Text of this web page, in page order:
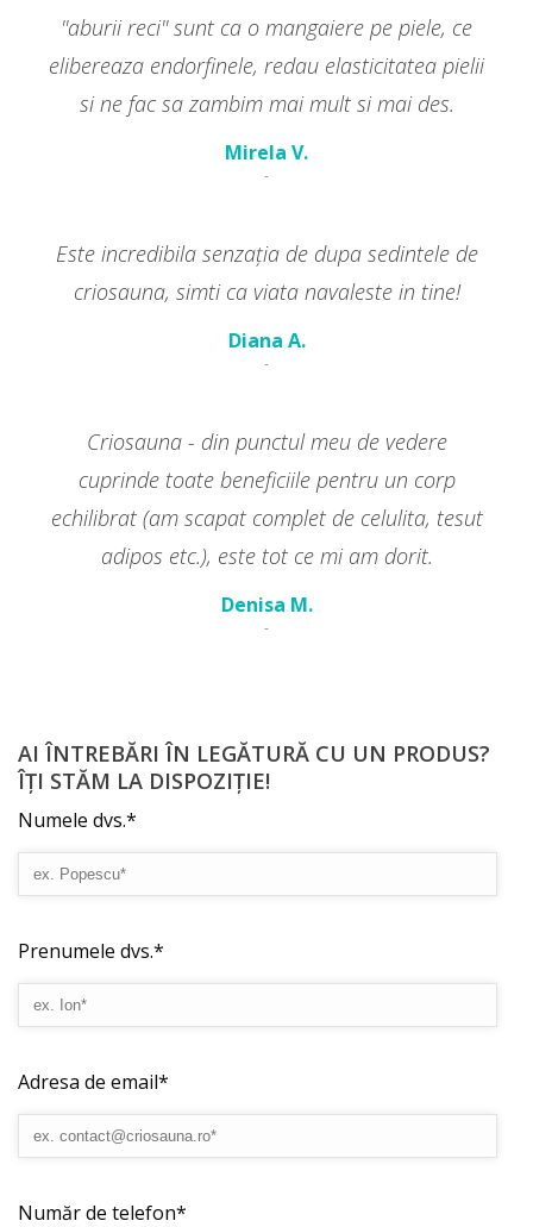
''aburii reci'' sunt ca o mangaiere pe piele, ce
elibereaza endorfinele, redau elasticitatea pielii
si ne fac sa zambim mai mult si mai des.
Mirela V.
-
Este incredibila senzația de dupa sedintele de
criosauna, simti ca viata navaleste in tine!
Diana A.
-
Criosauna - din punctul meu de vedere
cuprinde toate beneficiile pentru un corp
echilibrat (am scapat complet de celulita, tesut
adipos etc.), este tot ce mi am dorit.
Denisa M.
-
AI ÎNTREBĂRI ÎN LEGĂTURĂ CU UN PRODUS?
ÎȚI STĂM LA DISPOZIȚIE!
Numele dvs.*
Prenumele dvs.*
Adresa de email*
Număr de telefon*